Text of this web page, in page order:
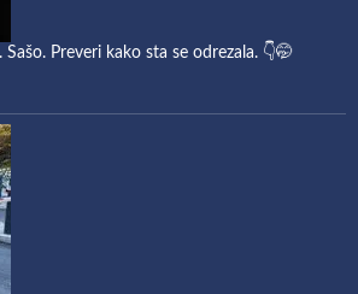
Sašo. Preveri kako sta se odrezala. 👇🤭